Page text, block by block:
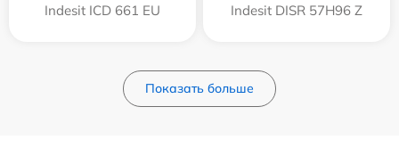
Indesit ICD 661 EU Indesit DISR 57H96 Z
Показать больше